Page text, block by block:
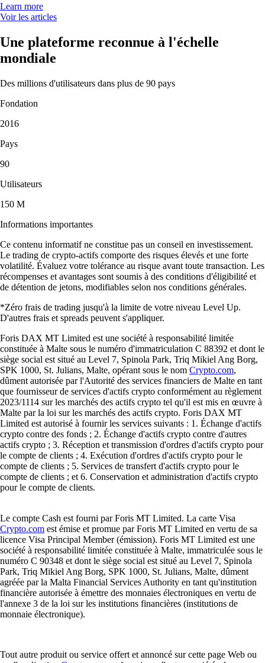
Learn more
Voir les articles
Une plateforme reconnue à l'échelle
mondiale
Des millions d'utilisateurs dans plus de 90 pays
Fondation
2016
Pays
90
Utilisateurs
150 M
Informations importantes
Ce contenu informatif ne constitue pas un conseil en investissement.
Le trading de crypto-actifs comporte des risques élevés et une forte
volatilité. Évaluez votre tolérance au risque avant toute transaction. Les
récompenses et avantages sont soumis à des conditions d'éligibilité et
de détention de jetons, modifiables selon nos conditions générales.
*Zéro frais de trading jusqu'à la limite de votre niveau Level Up.
D'autres frais et spreads peuvent s'appliquer.
Foris DAX MT Limited est une société à responsabilité limitée
constituée à Malte sous le numéro d'immatriculation C 88392 et dont le
siège social est situé au Level 7, Spinola Park, Triq Mikiel Ang Borg,
SPK 1000, St. Julians, Malte, opérant sous le nom Crypto.com,
dûment autorisée par l'Autorité des services financiers de Malte en tant
que fournisseur de services d'actifs crypto conformément au règlement
2023/1114 sur les marchés des actifs crypto tel qu'il est mis en œuvre à
Malte par la loi sur les marchés des actifs crypto. Foris DAX MT
Limited est autorisé à fournir les services suivants : 1. Échange d'actifs
crypto contre des fonds ; 2. Échange d'actifs crypto contre d'autres
actifs crypto ; 3. Réception et transmission d'ordres d'actifs crypto pour
le compte de clients ; 4. Exécution d'ordres d'actifs crypto pour le
compte de clients ; 5. Services de transfert d'actifs crypto pour le
compte de clients ; et 6. Conservation et administration d'actifs crypto
pour le compte de clients.
Le compte Cash est fourni par Foris MT Limited. La carte Visa
Crypto.com est émise et promue par Foris MT Limited en vertu de sa
licence Visa Principal Member (émission). Foris MT Limited est une
société à responsabilité limitée constituée à Malte, immatriculée sous le
numéro C 90348 et dont le siège social est situé au Level 7, Spinola
Park, Triq Mikiel Ang Borg, SPK 1000, St. Julians, Malte, dûment
agréée par la Malta Financial Services Authority en tant qu'institution
financière autorisée à émettre des monnaies électroniques en vertu de
l'annexe 3 de la loi sur les institutions financières (institutions de
monnaie électronique).
Tout autre produit ou service offert et annoncé sur cette page Web ou